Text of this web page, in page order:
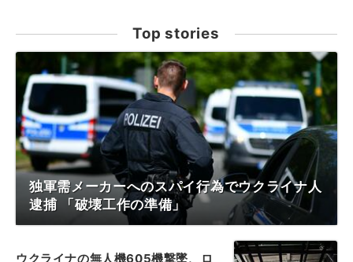
Top stories
独軍需メーカーへのスパイ行為でウクライナ人
逮捕 「破壊工作の準備」
ウクライナの無人機605機撃墜、ロ